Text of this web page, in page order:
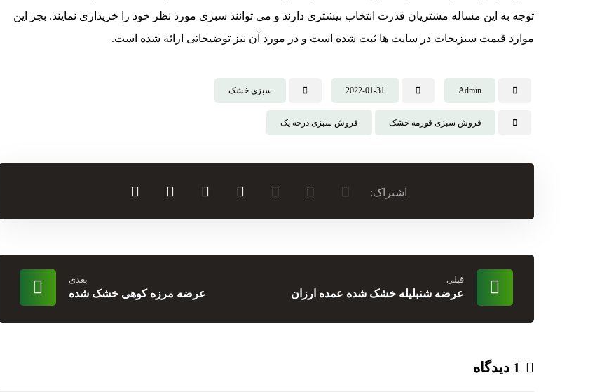
توجه به این مساله مشتریان قدرت انتخاب بیشتری دارند و می توانند سبزی مورد نظر خود را خریداری نمایند. بجز این
موارد قیمت سبزیجات در سایت ها ثبت شده است و در مورد آن نیز توضیحاتی ارائه شده است.
Admin
2022-01-31 سبزی خشک
فروش سبزی قورمه خشک فروش سبزی درجه یک
قبلی
عرضه شنبلیله خشک شده عمده ارزان
بعدی
عرضه مرزه کوهی خشک شده
1 دیدگاه